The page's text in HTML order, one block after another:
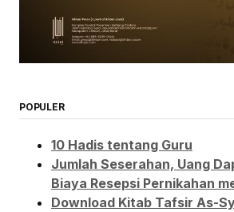
POPULER
10 Hadis tentang Guru
Jumlah Seserahan, Uang
Biaya Resepsi Pernikahan
Download Kitab Tafsir As-